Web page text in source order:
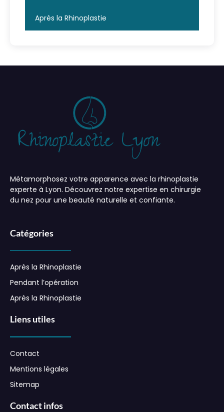
Après la Rhinoplastie
Métamorphosez votre apparence avec la rhinoplastie
experte à Lyon. Découvrez notre expertise en chirurgie
du nez pour une beauté naturelle et confiante.
Catégories
Après la Rhinoplastie
Pendant l’opération
Après la Rhinoplastie
Liens utiles
Contact
Mentions légales
Sitemap
Contact infos